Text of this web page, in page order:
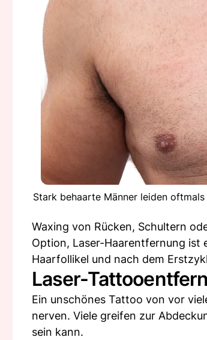
Stark behaarte Männer leiden
Waxing von Rücken, Schultern
Option, Laser-Haarentfernung
Haarfollikel und nach dem
Laser-
Ein unschönes Tattoo von vor
nerven. Viele greifen zur
sein kann.